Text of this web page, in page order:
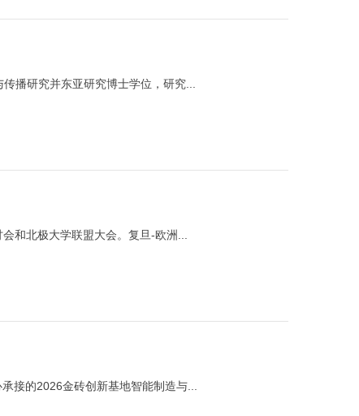
播研究并东亚研究博士学位，研究...
和北极大学联盟大会。复旦-欧洲...
接的2026金砖创新基地智能制造与...